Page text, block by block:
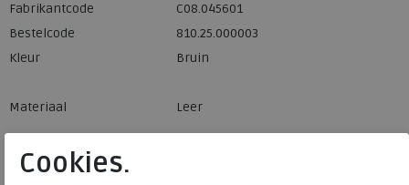
Stijlvolle en veilige pasjeshouder met RFID bescherming
Fabrikantcode
C08.045601
Bestelcode
810.25.000003
Kleur
Bruin
Materiaal Leer
Cookies.